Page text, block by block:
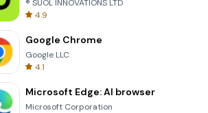
® SUOL INNOVATIONS LTD
4.9
Google Chrome
Google LLC
4.1
Microsoft Edge: AI browser
Microsoft Corporation